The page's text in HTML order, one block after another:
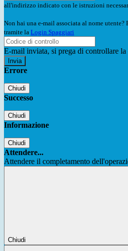
all'indirizzo indicato con le istruzioni
Non hai una e-mail associata al nome utente?
tramite la Login Spaggiari
E-mail inviata, si prega di controllare la
Errore
Chiudi
Successo
Chiudi
Informazione
Chiudi
Attendere...
Attendere il completamento
Chiudi